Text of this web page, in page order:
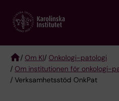
main
Breadcrumb
/ Om KI/ Onkologi-patologi
/ Om institutionen för onkologi-
/ Verksamhetsstöd OnkPat